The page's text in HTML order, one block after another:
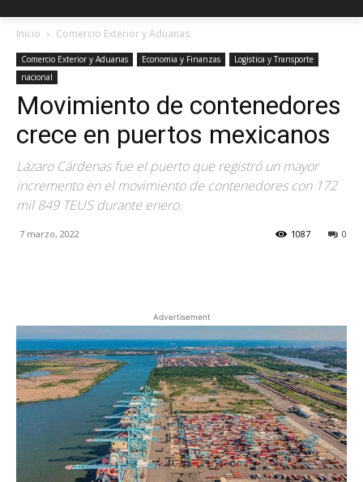
Inicio Comercio Exterior y Aduanas
Comercio Exterior y Aduanas Economia y Finanzas
Logistica y Transporte
nacional
Movimiento de contenedores
crece en puertos mexicanos
Lázaro Cárdenas fue el puerto que registró un mayor
incremento en el movimiento de contenedores con 172
mil 849 TEUS durante enero.
7 marzo, 2022 0
1087
Advertisement